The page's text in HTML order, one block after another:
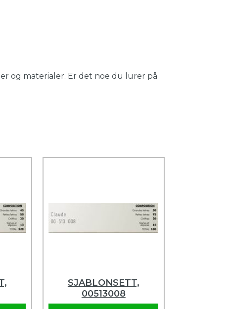
og materialer. Er det noe du lurer på
SJABLONSETT,
00513008